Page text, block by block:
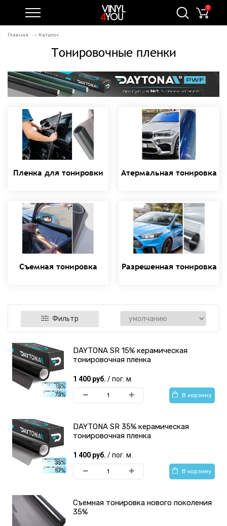
0
Главная Каталог
Тонировочные пленки
Пленка для тонировки Атермальная тонировка
Съемная тонировка Разрешенная тонировка
Архитектурная
тонировочная пленка
Противоударные
антискольные пленки
Пленка для
тонирования фар
Фильтр
DAYTONA SR 15% керамическая
тонировочная пленка
1 400 руб. / пог. м.
В корзину
DAYTONA SR 35% керамическая
тонировочная пленка
1 400 руб. / пог. м.
В корзину
Съемная тонировка нового поколения
35%